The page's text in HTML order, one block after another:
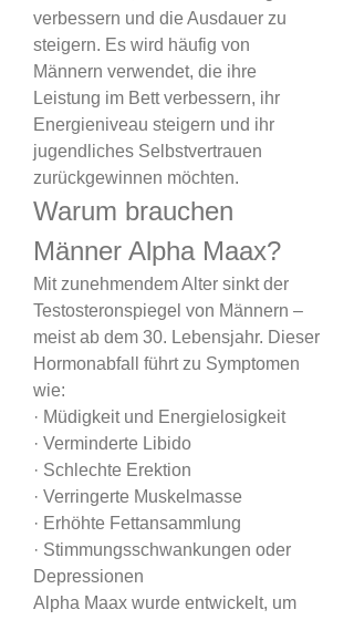
verbessern und die Ausdauer zu
steigern. Es wird häufig von
Männern verwendet, die ihre
Leistung im Bett verbessern, ihr
Energieniveau steigern und ihr
jugendliches Selbstvertrauen
zurückgewinnen möchten.
Warum brauchen
Männer Alpha Maax?
Mit zunehmendem Alter sinkt der
Testosteronspiegel von Männern –
meist ab dem 30. Lebensjahr. Dieser
Hormonabfall führt zu Symptomen
wie:
· Müdigkeit und Energielosigkeit
· Verminderte Libido
· Schlechte Erektion
· Verringerte Muskelmasse
· Erhöhte Fettansammlung
· Stimmungsschwankungen oder
Depressionen
Alpha Maax wurde entwickelt, um